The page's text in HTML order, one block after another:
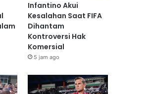
Infantino Akui
Kesalahan Saat FIFA
Dihantam
Kontroversi Hak
Komersial
5 jam ago